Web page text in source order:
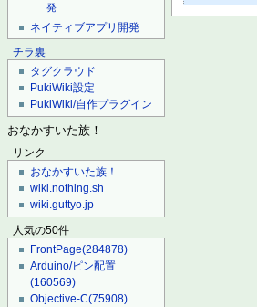
発
ネイティブアプリ開発
チラ裏
タグクラウド
PukiWiki設定
PukiWiki/自作プラグイン
おなかすいた族！
リンク
おなかすいた族！
wiki.nothing.sh
wiki.guttyo.jp
人気の50件
FrontPage(284878)
Arduino/ピン配置
(160569)
Objective-C(75908)